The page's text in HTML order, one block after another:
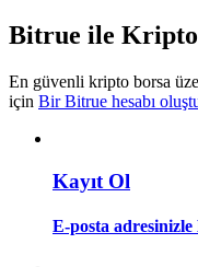
Bilgi
Ticaret bilgileri vb.
Bitrue ile Kripto
En güvenli kripto borsa
için Bir Bitrue hesabı
Kayıt Ol
E-posta